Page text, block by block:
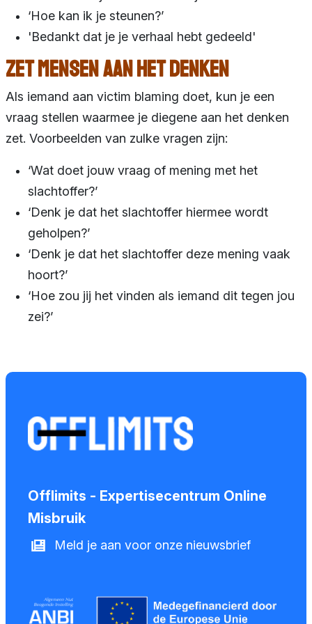
‘Hoe kan ik je steunen?’
'Bedankt dat je je verhaal hebt gedeeld'
Zet mensen aan het denken
Als iemand aan victim blaming doet, kun je een
vraag stellen waarmee je diegene aan het denken
zet. Voorbeelden van zulke vragen zijn:
‘Wat doet jouw vraag of mening met het
slachtoffer?’
‘Denk je dat het slachtoffer hiermee wordt
geholpen?’
‘Denk je dat het slachtoffer deze mening vaak
hoort?’
‘Hoe zou jij het vinden als iemand dit tegen jou
zei?’
Offlimits - Expertisecentrum Online
Misbruik
Meld je aan voor onze nieuwsbrief